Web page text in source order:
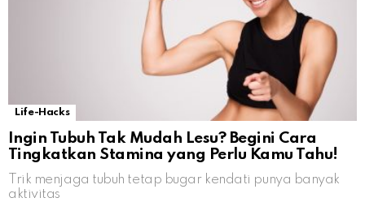
Life-Hacks
Ingin Tubuh Tak Mudah Lesu? Begini Cara
Tingkatkan Stamina yang Perlu Kamu Tahu!
Trik menjaga tubuh tetap bugar kendati punya banyak
aktivitas